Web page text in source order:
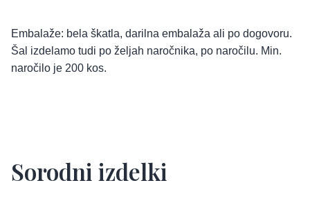
Embalaže: bela škatla, darilna embalaža ali po dogovoru.
Šal izdelamo tudi po željah naročnika, po naročilu. Min.
naročilo je 200 kos.
Sorodni izdelki